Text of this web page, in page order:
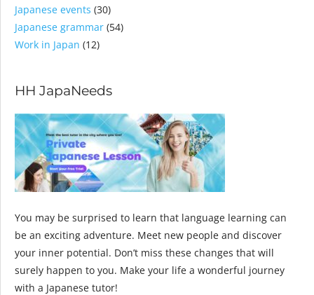
Japanese events (30)
Japanese grammar (54)
Work in Japan (12)
HH JapaNeeds
You may be surprised to learn that language learning can
be an exciting adventure. Meet new people and discover
your inner potential. Don’t miss these changes that will
surely happen to you. Make your life a wonderful journey
with a Japanese tutor!